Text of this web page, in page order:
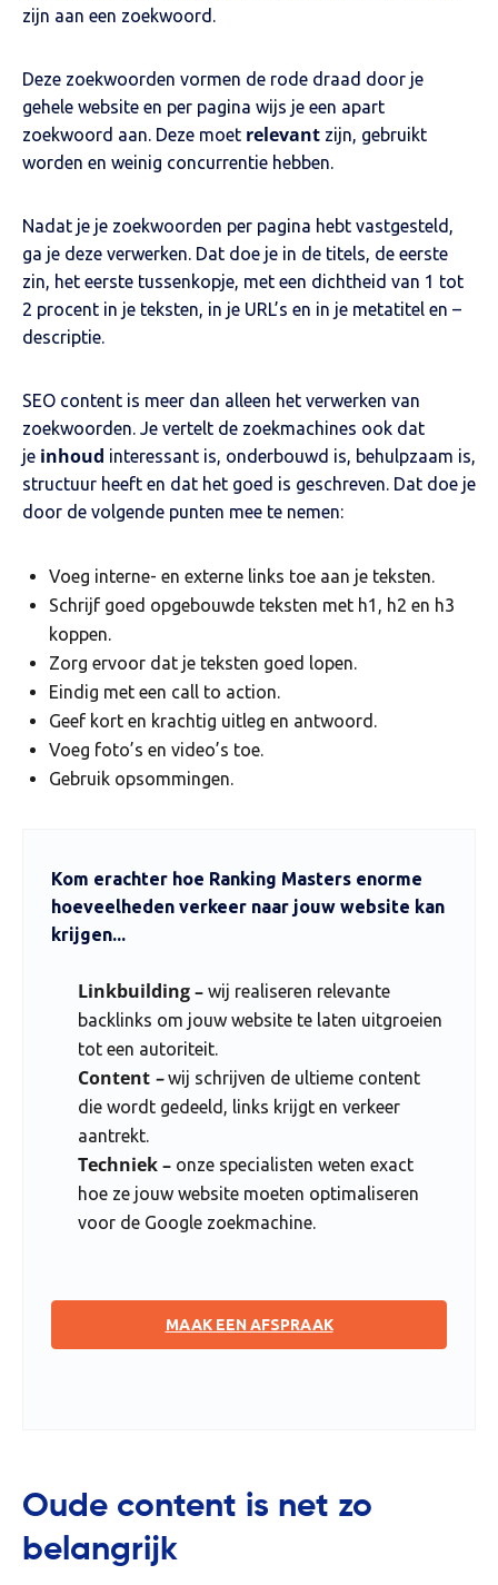
zijn aan een zoekwoord.
Deze zoekwoorden vormen de rode draad door je
gehele website en per pagina wijs je een apart
zoekwoord aan. Deze moet relevant zijn, gebruikt
worden en weinig concurrentie hebben.
Nadat je je zoekwoorden per pagina hebt vastgesteld,
ga je deze verwerken. Dat doe je in de titels, de eerste
zin, het eerste tussenkopje, met een dichtheid van 1 tot
2 procent in je teksten, in je URL’s en in je metatitel en –
descriptie.
SEO content is meer dan alleen het verwerken van
zoekwoorden. Je vertelt de zoekmachines ook dat
je inhoud interessant is, onderbouwd is, behulpzaam is,
structuur heeft en dat het goed is geschreven. Dat doe je
door de volgende punten mee te nemen:
Voeg interne- en externe links toe aan je teksten.
Schrijf goed opgebouwde teksten met h1, h2 en h3
koppen.
Zorg ervoor dat je teksten goed lopen.
Eindig met een call to action.
Geef kort en krachtig uitleg en antwoord.
Voeg foto’s en video’s toe.
Gebruik opsommingen.
Kom erachter hoe Ranking Masters enorme
hoeveelheden verkeer naar jouw website kan
krijgen...
Linkbuilding – wij realiseren relevante
backlinks om jouw website te laten uitgroeien
tot een autoriteit.
Content –wij schrijven de ultieme content
die wordt gedeeld, links krijgt en verkeer
aantrekt.
Techniek – onze specialisten weten exact
hoe ze jouw website moeten optimaliseren
voor de Google zoekmachine.
MAAK EEN AFSPRAAK
Oude content is net zo
belangrijk